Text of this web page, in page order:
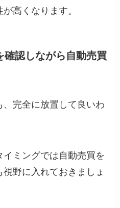
高くなります。
認しながら自動売買
、完全に放置して良いわ
ミングでは自動売買を
野に入れておきましょ